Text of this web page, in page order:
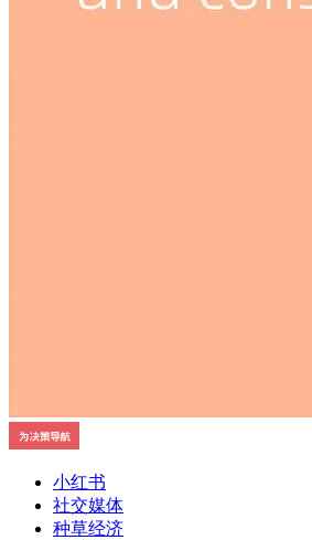
小红书
社交媒体
种草经济